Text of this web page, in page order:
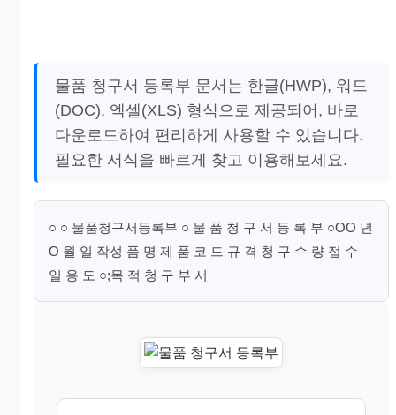
물품 청구서 등록부 문서는 한글(HWP), 워드
(DOC), 엑셀(XLS) 형식으로 제공되어, 바로
다운로드하여 편리하게 사용할 수 있습니다.
필요한 서식을 빠르게 찾고 이용해보세요.
○ ○ 물품청구서등록부 ○ 물 품 청 구 서 등 록 부 ○OO 년
O 월 일 작성 품 명 제 품 코 드 규 격 청 구 수 량 접 수
일 용 도 ○;목 적 청 구 부 서